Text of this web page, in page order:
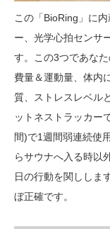
この「BioRing」に
ー、光学心拍センサ
す。この3つであな
費量＆運動量、体内
質、ストレスレベル
ットネストラッカー
間)で1週間弱連続使
らサウナへ入る時以
日の行動を関ししま
ぼ正確です。